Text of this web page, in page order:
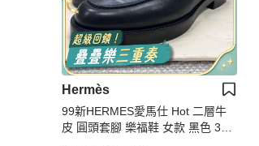
Hermès
99新HERMES愛馬仕 Hot 二層牛
皮 圓頭套腳 樂福鞋 女款 黑色 38